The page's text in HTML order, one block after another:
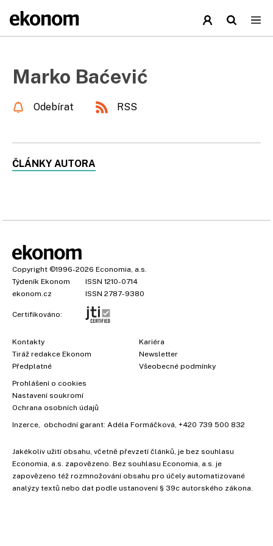
Marko Baćević
Odebírat RSS
ČLÁNKY AUTORA
Copyright ©1996-2026 Economia, a.s.
Týdeník Ekonom
ISSN 1210-0714
ekonom.cz
ISSN 2787-9380
Certifikováno:
Kontakty
Tiráž redakce Ekonom
Předplatné
Kariéra
Newsletter
Všeobecné podmínky
Prohlášení o cookies
Nastavení soukromí
Ochrana osobních údajů
Inzerce, obchodní garant: Adéla Formáčková, +420 739 500 832
Jakékoliv užití obsahu, včetně převzetí článků, je bez souhlasu
Economia, a.s. zapovězeno. Bez souhlasu Economia, a.s. je
zapovězeno též rozmnožování obsahu pro účely automatizované
analýzy textů nebo dat podle ustanovení § 39c autorského zákona.